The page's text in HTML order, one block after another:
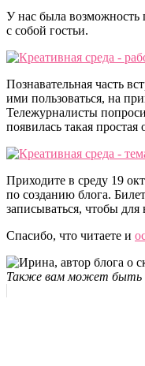
У нас была возможность
с собой гостьи.
Познавательная часть
ими пользоваться, на
Тележурналисты
появилась такая простая
Приходите в среду 19
по созданию блога.
записываться, чтобы для
Спасибо, что читаете и
Также вам может быть